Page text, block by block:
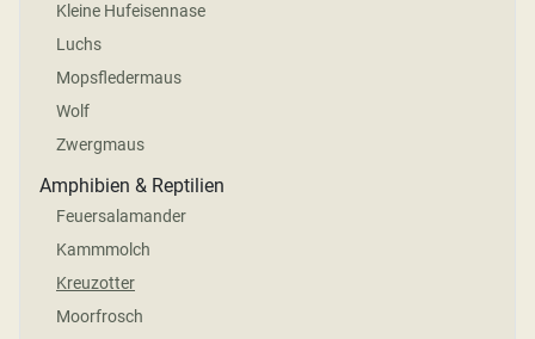
Kleine Hufeisennase
Luchs
Mopsfledermaus
Wolf
Zwergmaus
Amphibien & Reptilien
Feuersalamander
Kammmolch
Kreuzotter
Moorfrosch